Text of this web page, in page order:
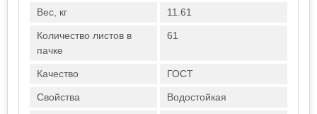
Вес, кг 11.61
Количество листов в
пачке
61
Качество ГОСТ
Свойства Водостойкая